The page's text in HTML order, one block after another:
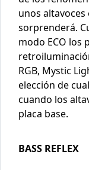
unos
sorprenderá.
modo ECO los
RGB, Mystic
elección de
cuando los
placa base.
BASS REFLEX